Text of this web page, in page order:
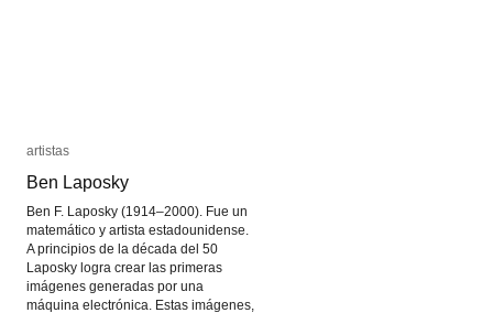
artistas
Ben Laposky
Ben F. Laposky (1914–2000). Fue un
matemático y artista estadounidense.
A principios de la década del 50
Laposky logra crear las primeras
imágenes generadas por una
máquina electrónica. Estas imágenes,
artistas
Ben Laposky